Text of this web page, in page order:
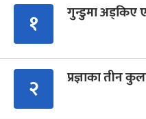
१ गुन्डुमा अड्किए
२ प्रज्ञाका तीन